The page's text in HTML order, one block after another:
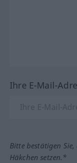
Ihre E-Mail-
Bitte bestätigen
Häkchen setzen.*